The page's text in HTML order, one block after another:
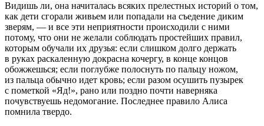
Видишь ли, она начиталась всяких прелестных историй о том,
как дети сгорали живьем или попадали на съедение диким
зверям, — и все эти неприятности происходили с ними
потому, что они не желали соблюдать простейших правил,
которым обучали их друзья: если слишком долго держать
в руках раскаленную докрасна кочергу, в конце концов
обожжешься; если поглубже полоснуть по пальцу ножом,
из пальца обычно идет кровь; если разом осушить пузырек
с пометкой «Яд!», рано или поздно почти наверняка
почувствуешь недомогание. Последнее правило Алиса
помнила твердо.